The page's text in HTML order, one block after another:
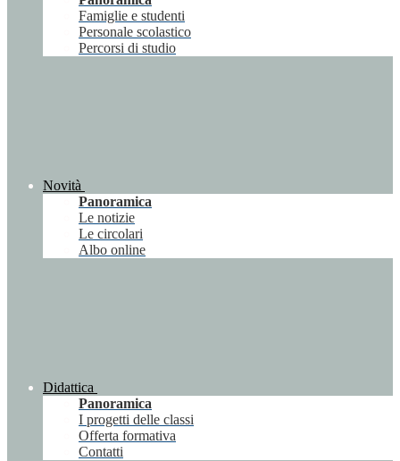
Famiglie e studenti
Personale scolastico
Percorsi di studio
Novità
Panoramica
Le notizie
Le circolari
Albo online
Didattica
Panoramica
I progetti delle classi
Offerta formativa
Contatti